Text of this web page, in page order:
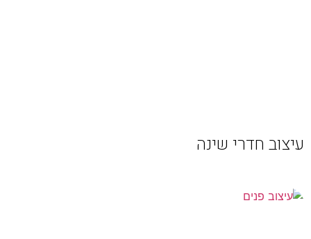
עיצוב חדרי שינה